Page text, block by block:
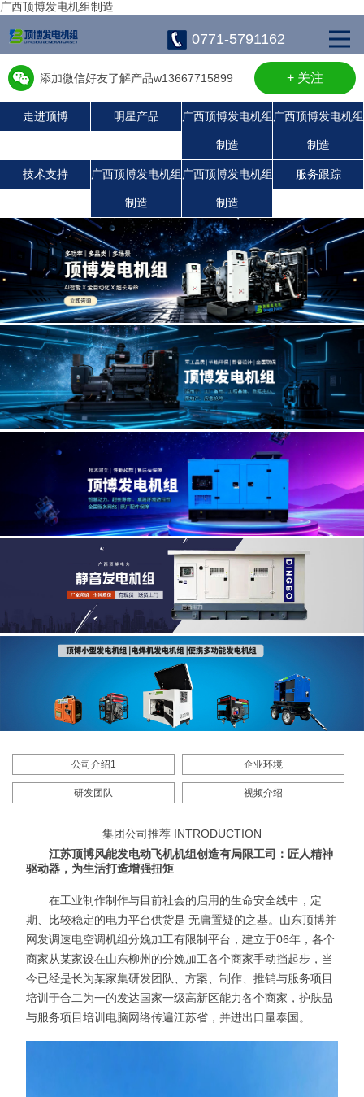
广西顶博发电机组制造
0771-5791162
添加微信好友了解产品w13667715899 + 关注
走进顶博 明星产品 广西顶博发电机组
制造
广西顶博发电机组
制造
技术支持 广西顶博发电机组
制造
广西顶博发电机组
制造
服务跟踪
静音发电机组
潍柴发电机组
珀金斯发电机组
沃尔沃发电机组
康明斯广西顶博发电机组制造
广西顶博发电机组制造:上柴发电机组
玉柴发电机组
公司介绍1 企业环境
研发团队 视频介绍
集团公司推荐 INTRODUCTION
江苏顶博风能发电动飞机机组创造有局限工司：匠人精神
驱动器，为生活打造增强扭矩
在工业制作制作与目前社会的启用的生命安全线中，定
期、比较稳定的电力平台供货是 无庸置疑的之基。山东顶博并
网发调速电空调机组分娩加工有限制平台，建立于06年，各个
商家从某家设在山东柳州的分娩加工各个商家手动挡起步，当
今已经是长为某家集研发团队、方案、制作、推销与服务项目
培训于合二为一的发达国家一级高新区能力各个商家，护肤品
与服务项目培训电脑网络传遍江苏省，并进出口量泰国。